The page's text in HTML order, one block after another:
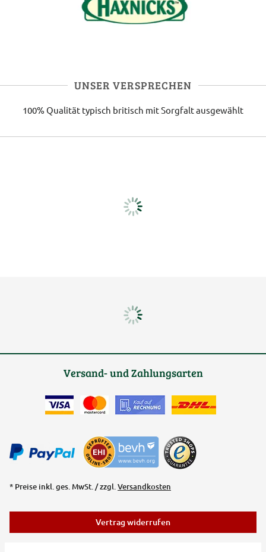
UNSER VERSPRECHEN
100% Qualität typisch britisch mit Sorgfalt ausgewählt
Versand- und Zahlungsarten
* Preise inkl. ges. MwSt. / zzgl.Versandkosten
Vertrag widerrufen